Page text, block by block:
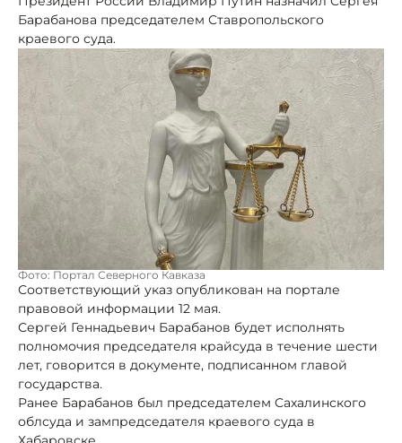
Барабанова председателем Ставропольского
краевого суда.
Фото: Портал Северного Кавказа
Соответствующий указ опубликован на портале
правовой информации 12 мая.
Сергей Геннадьевич Барабанов будет исполнять
полномочия председателя крайсуда в течение шести
лет, говорится в документе, подписанном главой
государства.
Ранее Барабанов был председателем Сахалинского
облсуда и зампредседателя краевого суда в